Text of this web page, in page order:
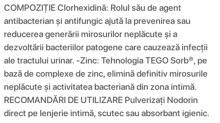
COMPOZIŢIE Clorhexidină: Rolul său de agent
antibacterian și antifungic ajută la prevenirea sau
reducerea generării mirosurilor neplăcute și a
dezvoltării bacteriilor patogene care cauzează infecții
ale tractului urinar. -Zinc: Tehnologia TEGO Sorb®, pe
bază de complexe de zinc, elimină definitiv mirosurile
neplăcute și activitatea bacteriană din zona intimă.
RECOMANDĂRI DE UTILIZARE Pulverizați Nodorin
direct pe lenjerie intimă, scutec sau absorbant igienic.